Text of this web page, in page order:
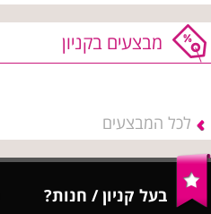
מבצעים בקניון
לכל המבצעים
בעל קניון / חנות?